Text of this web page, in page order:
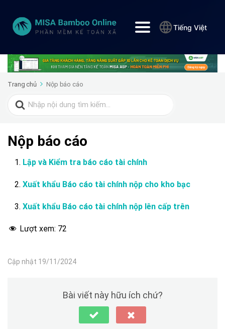
Tiếng Việt
Trang chủ Nộp báo cáo
Search
for:
Nộp báo cáo
Lập và Kiểm tra báo cáo tài chính
Xuất khẩu Báo cáo tài chính nộp cho kho bạc
Xuất khẩu Báo cáo tài chính nộp lên cấp trên
Lượt xem: 72
Cập nhật 19/11/2024
Bài viết này hữu ích chứ?